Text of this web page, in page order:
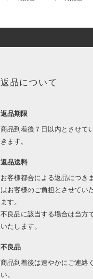
返品について
返品期限
商品到着後７日以内とさせて
きます。
返品送料
お客様都合による返品につき
はお客様のご負担とさせてい
ます。
不良品に該当する場合は当方
いたします。
不良品
商品到着後は速やかにご連絡
い。